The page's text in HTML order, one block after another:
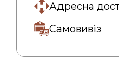
Адресна
Самовивіз